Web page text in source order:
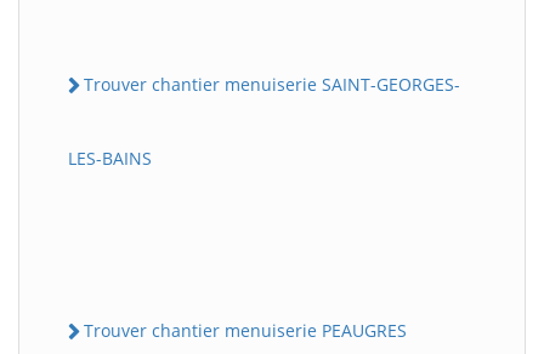
Trouver chantier menuiserie SAINT-GEORGES-
LES-BAINS
Trouver chantier menuiserie PEAUGRES